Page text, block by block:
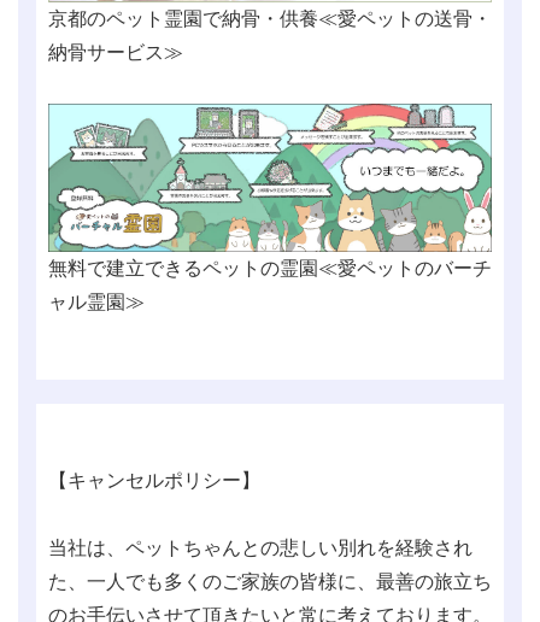
京都のペット霊園で納骨・供養≪愛ペットの送骨・
納骨サービス≫
無料で建立できるペットの霊園≪愛ペットのバーチ
ャル霊園≫
【キャンセルポリシー】
当社は、ペットちゃんとの悲しい別れを経験され
た、一人でも多くのご家族の皆様に、最善の旅立ち
のお手伝いさせて頂きたいと常に考えております。